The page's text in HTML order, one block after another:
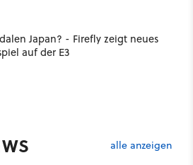
Japan? - Firefly zeigt neues
auf der E3
alle anzeigen